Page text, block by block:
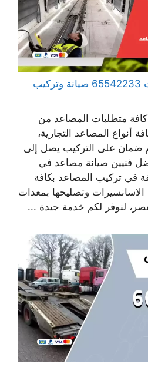
صيانة مصاعد في الكويت 65542233 صيانة وتركيب
متطلبات المصاعد من
أنواع المصاعد التجارية،
ضمان على التركيب يصل إلى
فنيين صيانة مصاعد في
في تركيب المصاعد بكافة
الاسانسيرات وتصليحها بمعدات
لنوفر لكم خدمة جيدة ...